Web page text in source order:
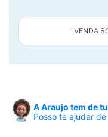
"VENDA
A Araujo tem de
Posso te ajudar